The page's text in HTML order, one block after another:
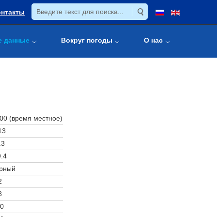
данные Вокруг погоды О нас
(время местное)